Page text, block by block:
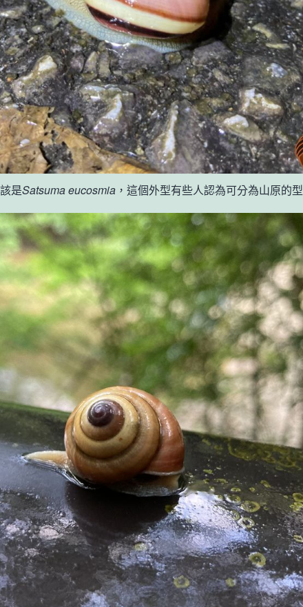
是Satsuma eucosmia，這個外型有些人認為可分為山原的型